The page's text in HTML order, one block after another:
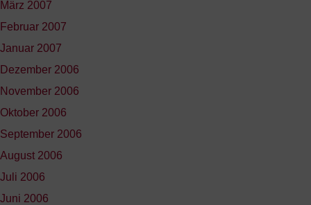
März 2007
Februar 2007
Januar 2007
Dezember 2006
November 2006
Oktober 2006
September 2006
August 2006
Juli 2006
Juni 2006